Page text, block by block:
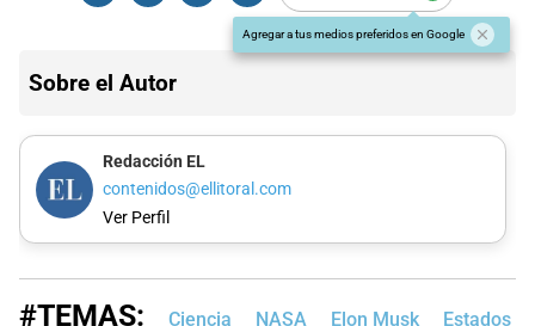
Agregar a tus medios preferidos en Google
Sobre el Autor
Redacción EL
contenidos@ellitoral.com
Ver Perfil
#TEMAS: Ciencia NASA Elon Musk Estados